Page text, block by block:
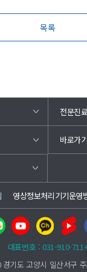
목록
전문진
바로가기
영상정보처리기기운영
대표번호 : 031-910-
경기도 고양시 일산서구